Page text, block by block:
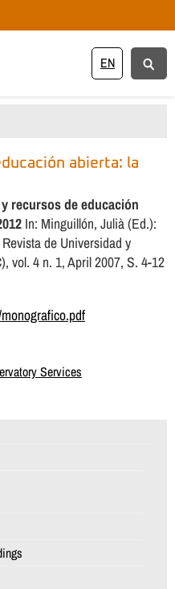
EN
abierta: la
recursos de educación
In: Minguillón, Julià (Ed.):
de Universidad y
vol. 4 n. 1, April 2007, S. 4-12
Services